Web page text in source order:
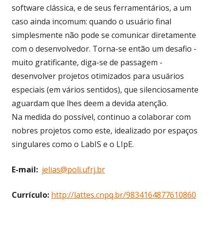
software clássica, e de seus ferramentários, a um
caso ainda incomum: quando o usuário final
simplesmente não pode se comunicar diretamente
com o desenvolvedor. Torna-se então um desafio -
muito gratificante, diga-se de passagem -
desenvolver projetos otimizados para usuários
especiais (em vários sentidos), que silenciosamente
aguardam que lhes deem a devida atenção.
Na medida do possível, continuo a colaborar com
nobres projetos como este, idealizado por espaços
singulares como o LabIS e o LIpE.
E-mail: jelias@poli.ufrj.br
Currículo: http://lattes.cnpq.br/9834164877610860